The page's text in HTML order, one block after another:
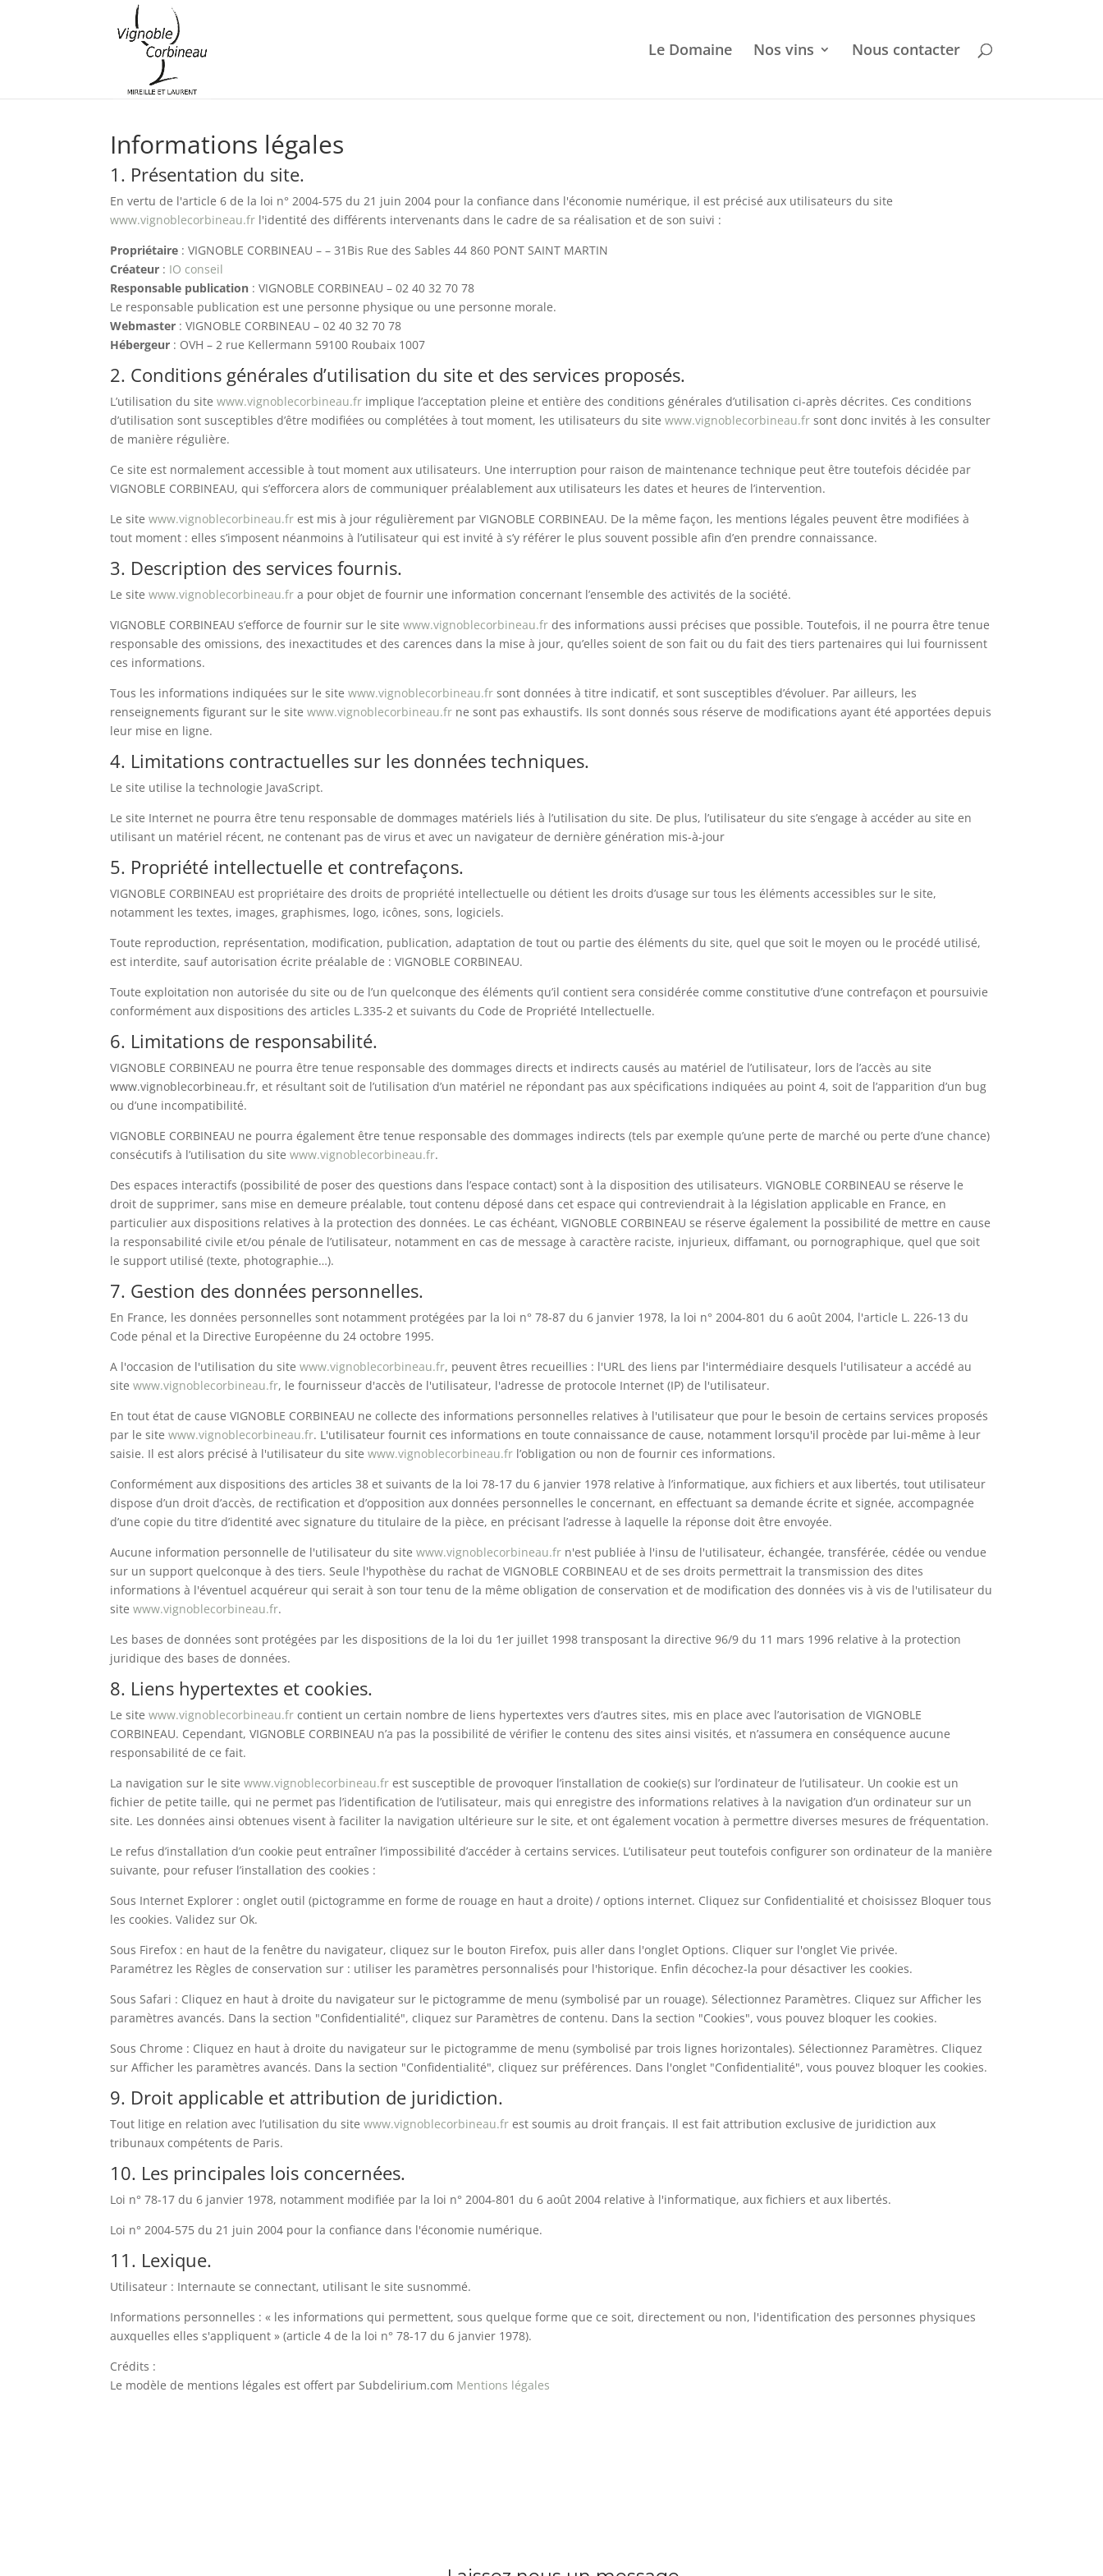
Le Domaine Nos vins Nous contacter
Informations légales
1. Présentation du site.
En vertu de l'article 6 de la loi n° 2004-575 du 21 juin 2004 pour la confiance dans l'économie numérique, il est précisé aux utilisateurs du site
www.vignoblecorbineau.fr l'identité des différents intervenants dans le cadre de sa réalisation et de son suivi :
Propriétaire : VIGNOBLE CORBINEAU – – 31Bis Rue des Sables 44 860 PONT SAINT MARTIN
Créateur : IO conseil
Responsable publication : VIGNOBLE CORBINEAU – 02 40 32 70 78
Le responsable publication est une personne physique ou une personne morale.
Webmaster : VIGNOBLE CORBINEAU – 02 40 32 70 78
Hébergeur : OVH – 2 rue Kellermann 59100 Roubaix 1007
2. Conditions générales d’utilisation du site et des services proposés.
L’utilisation du sitewww.vignoblecorbineau.fr implique l’acceptation pleine et entière des conditions générales d’utilisation ci-après décrites. Ces conditions
d’utilisation sont susceptibles d’être modifiées ou complétées à tout moment, les utilisateurs du sitewww.vignoblecorbineau.fr sont donc invités à les consulter
de manière régulière.
Ce site est normalement accessible à tout moment aux utilisateurs. Une interruption pour raison de maintenance technique peut être toutefois décidée par
VIGNOBLE CORBINEAU, qui s’efforcera alors de communiquer préalablement aux utilisateurs les dates et heures de l’intervention.
Le sitewww.vignoblecorbineau.fr est mis à jour régulièrement par VIGNOBLE CORBINEAU. De la même façon, les mentions légales peuvent être modifiées à
tout moment : elles s’imposent néanmoins à l’utilisateur qui est invité à s’y référer le plus souvent possible afin d’en prendre connaissance.
3. Description des services fournis.
Le sitewww.vignoblecorbineau.fr a pour objet de fournir une information concernant l’ensemble des activités de la société.
VIGNOBLE CORBINEAU s’efforce de fournir sur le sitewww.vignoblecorbineau.fr des informations aussi précises que possible. Toutefois, il ne pourra être tenue
responsable des omissions, des inexactitudes et des carences dans la mise à jour, qu’elles soient de son fait ou du fait des tiers partenaires qui lui fournissent
ces informations.
Tous les informations indiquées sur le sitewww.vignoblecorbineau.fr sont données à titre indicatif, et sont susceptibles d’évoluer. Par ailleurs, les
renseignements figurant sur le sitewww.vignoblecorbineau.fr ne sont pas exhaustifs. Ils sont donnés sous réserve de modifications ayant été apportées depuis
leur mise en ligne.
4. Limitations contractuelles sur les données techniques.
Le site utilise la technologie JavaScript.
Le site Internet ne pourra être tenu responsable de dommages matériels liés à l’utilisation du site. De plus, l’utilisateur du site s’engage à accéder au site en
utilisant un matériel récent, ne contenant pas de virus et avec un navigateur de dernière génération mis-à-jour
5. Propriété intellectuelle et contrefaçons.
VIGNOBLE CORBINEAU est propriétaire des droits de propriété intellectuelle ou détient les droits d’usage sur tous les éléments accessibles sur le site,
notamment les textes, images, graphismes, logo, icônes, sons, logiciels.
Toute reproduction, représentation, modification, publication, adaptation de tout ou partie des éléments du site, quel que soit le moyen ou le procédé utilisé,
est interdite, sauf autorisation écrite préalable de : VIGNOBLE CORBINEAU.
Toute exploitation non autorisée du site ou de l’un quelconque des éléments qu’il contient sera considérée comme constitutive d’une contrefaçon et poursuivie
conformément aux dispositions des articles L.335-2 et suivants du Code de Propriété Intellectuelle.
6. Limitations de responsabilité.
VIGNOBLE CORBINEAU ne pourra être tenue responsable des dommages directs et indirects causés au matériel de l’utilisateur, lors de l’accès au site
www.vignoblecorbineau.fr, et résultant soit de l’utilisation d’un matériel ne répondant pas aux spécifications indiquées au point 4, soit de l’apparition d’un bug
ou d’une incompatibilité.
VIGNOBLE CORBINEAU ne pourra également être tenue responsable des dommages indirects (tels par exemple qu’une perte de marché ou perte d’une chance)
consécutifs à l’utilisation du sitewww.vignoblecorbineau.fr.
Des espaces interactifs (possibilité de poser des questions dans l’espace contact) sont à la disposition des utilisateurs. VIGNOBLE CORBINEAU se réserve le
droit de supprimer, sans mise en demeure préalable, tout contenu déposé dans cet espace qui contreviendrait à la législation applicable en France, en
particulier aux dispositions relatives à la protection des données. Le cas échéant, VIGNOBLE CORBINEAU se réserve également la possibilité de mettre en cause
la responsabilité civile et/ou pénale de l’utilisateur, notamment en cas de message à caractère raciste, injurieux, diffamant, ou pornographique, quel que soit
le support utilisé (texte, photographie…).
7. Gestion des données personnelles.
En France, les données personnelles sont notamment protégées par la loi n° 78-87 du 6 janvier 1978, la loi n° 2004-801 du 6 août 2004, l'article L. 226-13 du
Code pénal et la Directive Européenne du 24 octobre 1995.
A l'occasion de l'utilisation du sitewww.vignoblecorbineau.fr, peuvent êtres recueillies : l'URL des liens par l'intermédiaire desquels l'utilisateur a accédé au
sitewww.vignoblecorbineau.fr, le fournisseur d'accès de l'utilisateur, l'adresse de protocole Internet (IP) de l'utilisateur.
En tout état de cause VIGNOBLE CORBINEAU ne collecte des informations personnelles relatives à l'utilisateur que pour le besoin de certains services proposés
par le sitewww.vignoblecorbineau.fr. L'utilisateur fournit ces informations en toute connaissance de cause, notamment lorsqu'il procède par lui-même à leur
saisie. Il est alors précisé à l'utilisateur du sitewww.vignoblecorbineau.fr l’obligation ou non de fournir ces informations.
Conformément aux dispositions des articles 38 et suivants de la loi 78-17 du 6 janvier 1978 relative à l’informatique, aux fichiers et aux libertés, tout utilisateur
dispose d’un droit d’accès, de rectification et d’opposition aux données personnelles le concernant, en effectuant sa demande écrite et signée, accompagnée
d’une copie du titre d’identité avec signature du titulaire de la pièce, en précisant l’adresse à laquelle la réponse doit être envoyée.
Aucune information personnelle de l'utilisateur du sitewww.vignoblecorbineau.fr n'est publiée à l'insu de l'utilisateur, échangée, transférée, cédée ou vendue
sur un support quelconque à des tiers. Seule l'hypothèse du rachat de VIGNOBLE CORBINEAU et de ses droits permettrait la transmission des dites
informations à l'éventuel acquéreur qui serait à son tour tenu de la même obligation de conservation et de modification des données vis à vis de l'utilisateur du
sitewww.vignoblecorbineau.fr.
Les bases de données sont protégées par les dispositions de la loi du 1er juillet 1998 transposant la directive 96/9 du 11 mars 1996 relative à la protection
juridique des bases de données.
8. Liens hypertextes et cookies.
Le sitewww.vignoblecorbineau.fr contient un certain nombre de liens hypertextes vers d’autres sites, mis en place avec l’autorisation de VIGNOBLE
CORBINEAU. Cependant, VIGNOBLE CORBINEAU n’a pas la possibilité de vérifier le contenu des sites ainsi visités, et n’assumera en conséquence aucune
responsabilité de ce fait.
La navigation sur le sitewww.vignoblecorbineau.fr est susceptible de provoquer l’installation de cookie(s) sur l’ordinateur de l’utilisateur. Un cookie est un
fichier de petite taille, qui ne permet pas l’identification de l’utilisateur, mais qui enregistre des informations relatives à la navigation d’un ordinateur sur un
site. Les données ainsi obtenues visent à faciliter la navigation ultérieure sur le site, et ont également vocation à permettre diverses mesures de fréquentation.
Le refus d’installation d’un cookie peut entraîner l’impossibilité d’accéder à certains services. L’utilisateur peut toutefois configurer son ordinateur de la manière
suivante, pour refuser l’installation des cookies :
Sous Internet Explorer : onglet outil (pictogramme en forme de rouage en haut a droite) / options internet. Cliquez sur Confidentialité et choisissez Bloquer tous
les cookies. Validez sur Ok.
Sous Firefox : en haut de la fenêtre du navigateur, cliquez sur le bouton Firefox, puis aller dans l'onglet Options. Cliquer sur l'onglet Vie privée.
Paramétrez les Règles de conservation sur : utiliser les paramètres personnalisés pour l'historique. Enfin décochez-la pour désactiver les cookies.
Sous Safari : Cliquez en haut à droite du navigateur sur le pictogramme de menu (symbolisé par un rouage). Sélectionnez Paramètres. Cliquez sur Afficher les
paramètres avancés. Dans la section "Confidentialité", cliquez sur Paramètres de contenu. Dans la section "Cookies", vous pouvez bloquer les cookies.
Sous Chrome : Cliquez en haut à droite du navigateur sur le pictogramme de menu (symbolisé par trois lignes horizontales). Sélectionnez Paramètres. Cliquez
sur Afficher les paramètres avancés. Dans la section "Confidentialité", cliquez sur préférences. Dans l'onglet "Confidentialité", vous pouvez bloquer les cookies.
9. Droit applicable et attribution de juridiction.
Tout litige en relation avec l’utilisation du sitewww.vignoblecorbineau.fr est soumis au droit français. Il est fait attribution exclusive de juridiction aux
tribunaux compétents de Paris.
10. Les principales lois concernées.
Loi n° 78-17 du 6 janvier 1978, notamment modifiée par la loi n° 2004-801 du 6 août 2004 relative à l'informatique, aux fichiers et aux libertés.
Loi n° 2004-575 du 21 juin 2004 pour la confiance dans l'économie numérique.
11. Lexique.
Utilisateur : Internaute se connectant, utilisant le site susnommé.
Informations personnelles : « les informations qui permettent, sous quelque forme que ce soit, directement ou non, l'identification des personnes physiques
auxquelles elles s'appliquent » (article 4 de la loi n° 78-17 du 6 janvier 1978).
Crédits :
Le modèle de mentions légales est offert par Subdelirium.com Mentions légales